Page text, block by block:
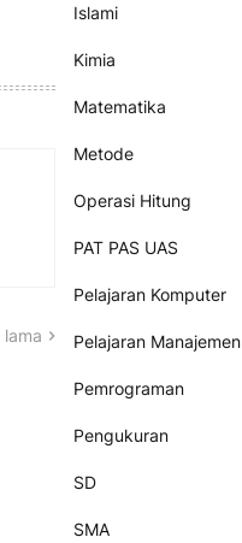
Islami
Kimia
Matematika
Metode
Operasi Hitung
PAT PAS UAS
Pelajaran Komputer
Pelajaran Manajemen
Pemrograman
Pengukuran
SD
SMA